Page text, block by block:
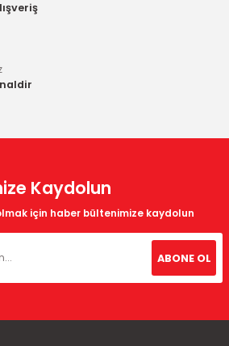
Kaydolun
için haber bültenimize kaydolun
ABONE OL